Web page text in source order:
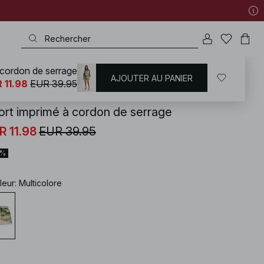
/ Tenues d'été
imprimé à cordon de serrage
11.98EUR 39.95
: Multicolore
de serrage
11.98 EUR 39.95 AJOUTER AU PANIER